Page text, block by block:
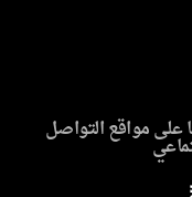
على مواقع التواصل